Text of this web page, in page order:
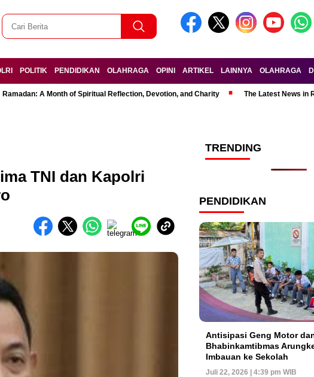
POLITIK PENDIDIKAN OLAHRAGA OPINI ARTIKEL LAINNYA OLAHRAGA
Ramadan: A Month of Spiritual Reflection, Devotion, and Charity The Latest News in
TNI dan Kapolri
TRENDING
PENDIDIKAN
Antisipasi Geng Motor
Bhabinkamtibmas
Imbauan ke Sekolah
Juli 22, 2026 | 4:39 pm WIB